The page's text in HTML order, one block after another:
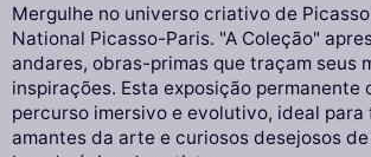
Mergulhe no universo criativo de
National Picasso-Paris. "A Coleção"
andares, obras-primas que traçam seus
inspirações. Esta exposição permanente
percurso imersivo e evolutivo, ideal para
amantes da arte e curiosos desejosos